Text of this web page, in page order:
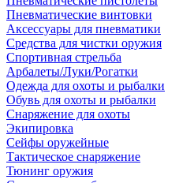
Пневматические винтовки
Аксессуары для пневматики
Средства для чистки оружия
Спортивная стрельба
Арбалеты/Луки/Рогатки
Одежда для охоты и рыбалки
Обувь для охоты и рыбалки
Снаряжение для охоты
Экипировка
Сейфы оружейные
Тактическое снаряжение
Тюнинг оружия